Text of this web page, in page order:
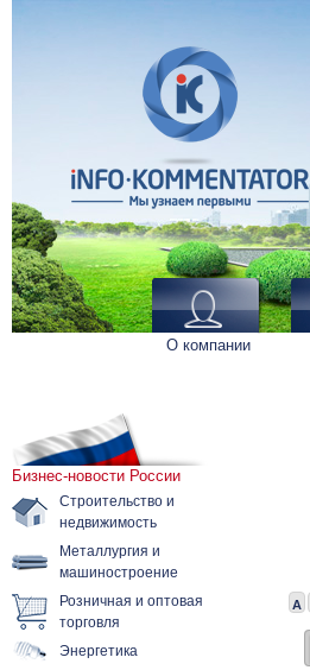
О компании
Бизнес-новости России
Строительство и
недвижимость
Металлургия и
машиностроение
Розничная и оптовая
торговля
Энергетика
А